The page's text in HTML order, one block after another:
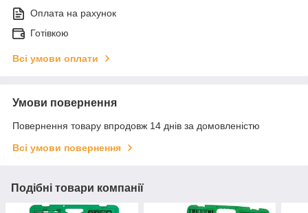
Оплата на рахунок
Готівкою
Всі умови оплати
Умови повернення
Повернення товару впродовж 14 днів за домовленістю
Всі умови повернення
Подібні товари компанії